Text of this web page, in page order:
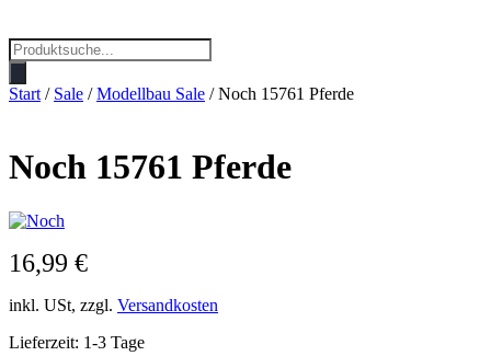
Products
search
Start / Sale /Modellbau Sale / Noch 15761 Pferde
Noch 15761 Pferde
16,99 €
inkl. USt, zzgl. Versandkosten
Lieferzeit: 1-3 Tage